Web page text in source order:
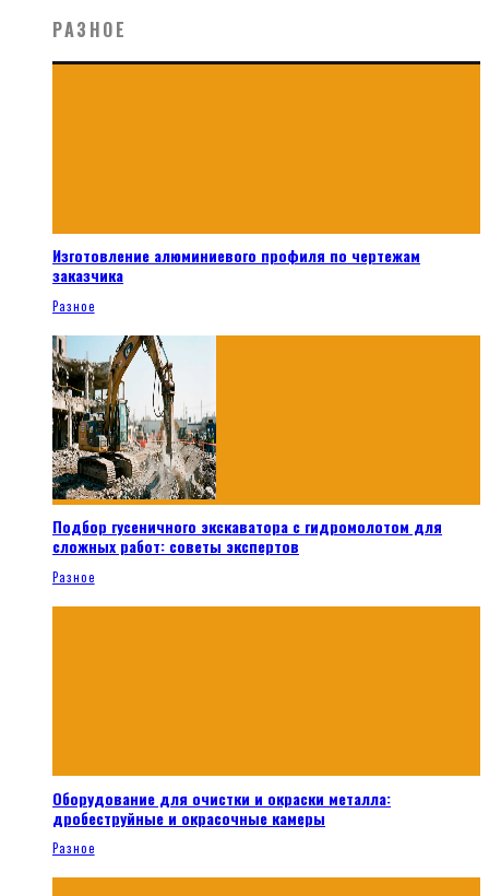
РАЗНОЕ
Изготовление алюминиевого профиля по чертежам
заказчика
Разное
Подбор гусеничного экскаватора с гидромолотом для
сложных работ: советы экспертов
Разное
Оборудование для очистки и окраски металла:
дробеструйные и окрасочные камеры
Разное